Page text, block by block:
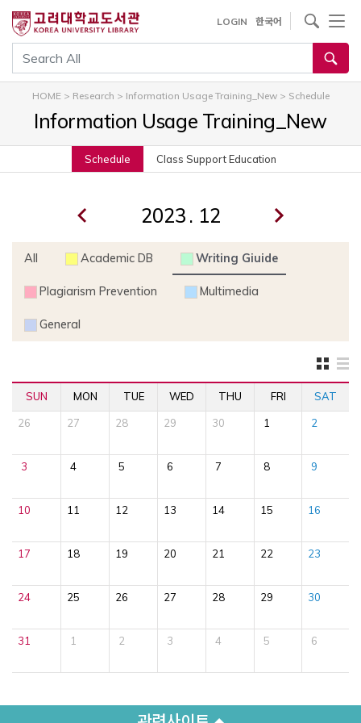
건
기
통합검색
LOGIN 한국어
사이트내 검색
HOME> Research > Information Usage Training_New> Schedule
Information Usage Training_New
Schedule Class Support Education
.
All Academic DB Writing Giuide
Plagiarism Prevention Multimedia
General
SUN MON TUE WED THU FRI SAT
26 27 28 29 30 1 2
3 4 5 6 7 8 9
10 11 12 13 14 15 16
17 18 19 20 21 22 23
24 25 26 27 28 29 30
31 1 2 3 4 5 6